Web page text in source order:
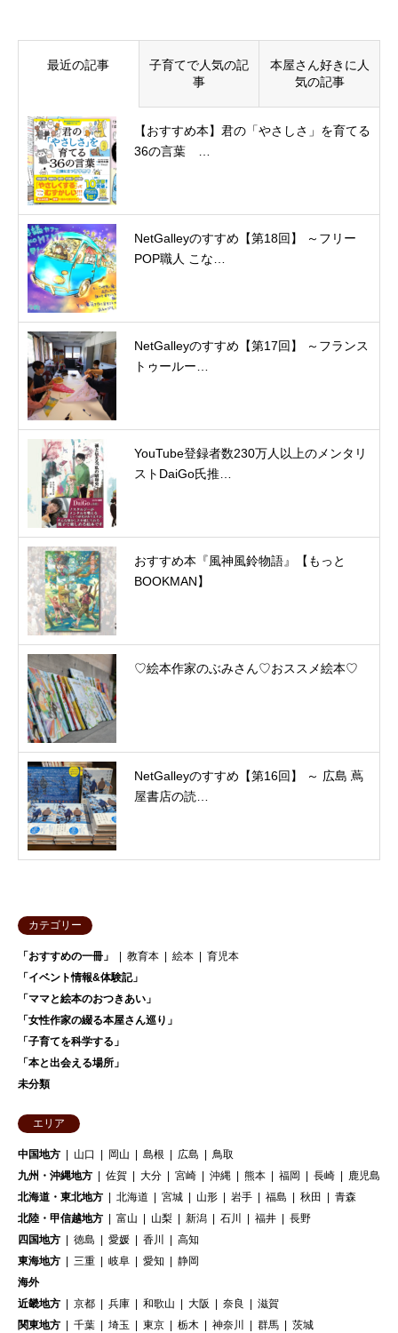
最近の記事
子育てで人気の記
事
本屋さん好きに人
気の記事
【おすすめ本】君の「やさしさ」を育てる
36の言葉 …
NetGalleyのすすめ【第18回】 ～フリー
POP職人 こな…
NetGalleyのすすめ【第17回】 ～フランス
トゥールー…
YouTube登録者数230万人以上のメンタリ
ストDaiGo氏推…
おすすめ本『風神風鈴物語』【もっと
BOOKMAN】
♡絵本作家のぶみさん♡おススメ絵本♡
NetGalleyのすすめ【第16回】 ～ 広島 蔦
屋書店の読…
カテゴリー
「おすすめの一冊」 教育本 絵本
育児本
「イベント情報&体験記」
「ママと絵本のおつきあい」
「女性作家の綴る本屋さん巡り」
「子育てを科学する」
「本と出会える場所」
未分類
エリア
中国地方 山口 岡山 島根 広島
鳥取
九州・沖縄地方
佐賀 大分 宮崎 沖縄 熊本 福岡 長崎
鹿児島
北海道・東北地方
北海道 宮城 山形 岩手 福島 秋田
青森
北陸・甲信越地方
富山 山梨 新潟 石川 福井
長野
四国地方
徳島 愛媛 香川
高知
東海地方
三重 岐阜 愛知
静岡
海外
近畿地方
京都 兵庫 和歌山 大阪 奈良
滋賀
関東地方
千葉 埼玉 東京 栃木 神奈川 群馬 茨城